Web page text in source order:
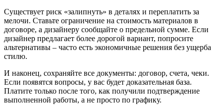
Существует риск «залипнуть» в деталях и переплатить за
мелочи. Ставьте ограничение на стоимость материалов в
договоре, а дизайнеру сообщайте о предельной сумме. Если
дизайнер предлагает более дорогой вариант, попросите
альтернативы – часто есть экономичные решения без ущерба
стилю.
И наконец, сохраняйте все документы: договор, счета, чеки.
Если появятся вопросы, у вас будет доказательная база.
Платите только после того, как получили подтверждение
выполненной работы, а не просто по графику.